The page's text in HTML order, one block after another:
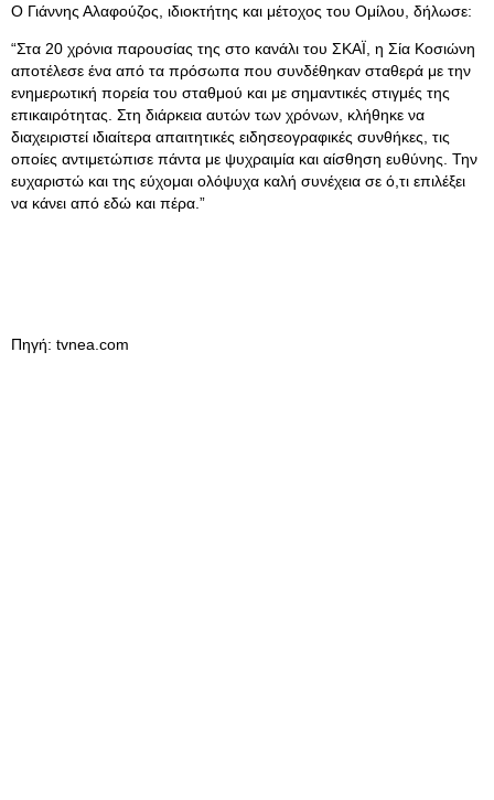
Ο Γιάννης Αλαφούζος, ιδιοκτήτης και μέτοχος του Ομίλου, δήλωσε:
“Στα 20 χρόνια παρουσίας της στο κανάλι του ΣΚΑΪ, η Σία Κοσιώνη
αποτέλεσε ένα από τα πρόσωπα που συνδέθηκαν σταθερά με την
ενημερωτική πορεία του σταθμού και με σημαντικές στιγμές της
επικαιρότητας. Στη διάρκεια αυτών των χρόνων, κλήθηκε να
διαχειριστεί ιδιαίτερα απαιτητικές ειδησεογραφικές συνθήκες, τις
οποίες αντιμετώπισε πάντα με ψυχραιμία και αίσθηση ευθύνης. Την
ευχαριστώ και της εύχομαι ολόψυχα καλή συνέχεια σε ό,τι επιλέξει
να κάνει από εδώ και πέρα.”
Πηγή: tvnea.com